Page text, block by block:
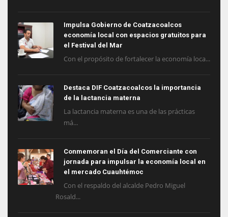
Impulsa Gobierno de Coatzacoalcos
economía local con espacios gratuitos para
el Festival del Mar
Con el propósito de fortalecer la economía loca...
Destaca DIF Coatzacoalcos la importancia
de la lactancia materna
La lactancia materna es una de las prácticas
má...
Conmemoran el Día del Comerciante con
jornada para impulsar la economía local en
el mercado Cuauhtémoc
Con el respaldo del alcalde Pedro Miguel
Rosald...